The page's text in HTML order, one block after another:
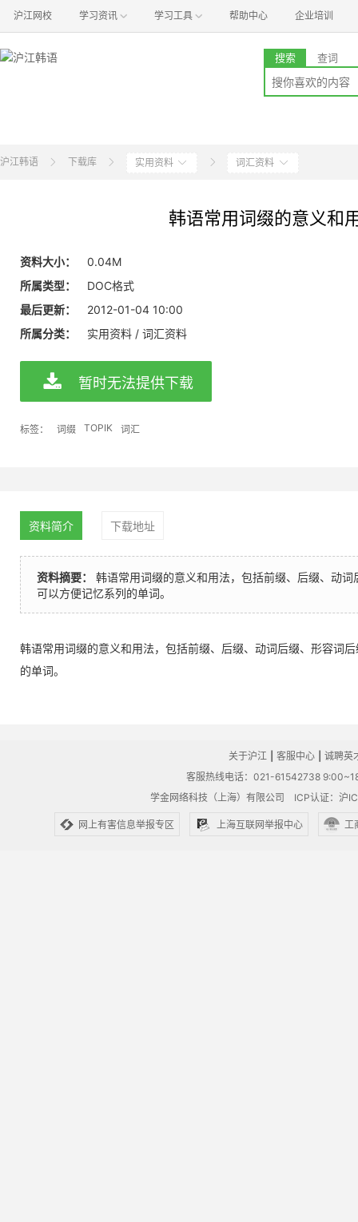
沪江网校 学习资讯 学习工具 帮助中心 企业培训
搜索 查词
沪江韩语 下载库 实用资料 词汇资料
韩语常用词缀的意义和
资料大小：
0.04M
所属类型：
DOC格式
最后更新：
2012-01-04 10:00
所属分类：
实用资料 / 词汇资料
暂时无法提供下载
标签： 词缀 TOPIK 词汇
资料简介 下载地址
资料摘要：
韩语常用词缀的意义和用法，包括前缀、后缀、动
可以方便记忆系列的单词。
韩语常用词缀的意义和用法，包括前缀、后缀、动词后缀、形容词
的单词。
关于沪江 客服中心
诚聘英
客服热线电话：021-61542738
学金网络科技（上海）有限公司 ICP认证：沪
网上有害信息举报专区 上海互联网举报中心 工